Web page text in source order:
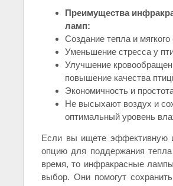
Преимущества
ламп:
Создание тепла и мягкого
Уменьшение стресса у
Улучшение
повышение качества
Экономичность и
Не высыхают воздух и
оптимальный уровень
Если вы ищете эффективную
опцию для поддержания
время, то инфракрасные
выбор. Они помогут